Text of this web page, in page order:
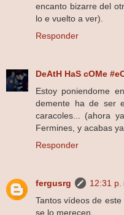
encanto bizarre del
lo e vuelto a ver).
Responder
DeAtH HaS cOMe
Estoy poniendome
demente ha de ser
caracoles... (ahora
Fermines, y acabas
Responder
fergusrg
12:31 p.
Tantos vídeos de
se lo merecen.